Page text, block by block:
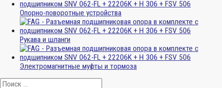
Опорно-поворотные устройства
Рукава и шланги
Электромагнитные муфты и тормоза